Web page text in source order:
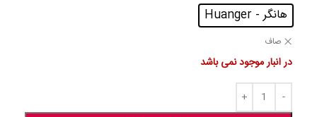
هانگر - Huanger
صاف
در انبار موجود نمی باشد